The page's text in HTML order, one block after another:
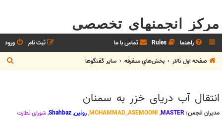
مرکز انجمنهای تخصصی
راهنما Rules تماس با ما ورود
ثبت نام
صفحه اول تالار
بخش‌‌هاي متفرقه ساير گفتگوها
س
انتقال آب دريای خزر به سمنان
مدیران انجمن: MASTER
,
MOHAMMAD_ASEMOONI
,رونین,
Shahbaz
,شوراي نظارت